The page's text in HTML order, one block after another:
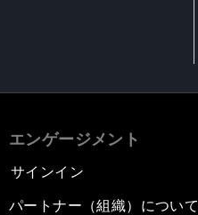
エンゲージメント
サインイン
パートナー（組織）について